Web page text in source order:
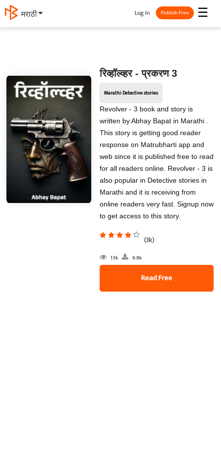
मराठी ☰
Log In Publish Free
रिव्हॉल्व्हर - प्रकरण 3
Marathi Detective stories
Revolver - 3 book and story is
written by Abhay Bapat in Marathi .
This story is getting good reader
response on Matrubharti app and
web since it is published free to read
for all readers online. Revolver - 3 is
also popular in Detective stories in
Marathi and it is receiving from
online readers very fast. Signup now
to get access to this story.
(3k)
13k 6.8k
Read Free